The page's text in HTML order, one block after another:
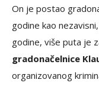
On je postao
godine kao
godine, više puta je
gradonačelnice
organizovanog